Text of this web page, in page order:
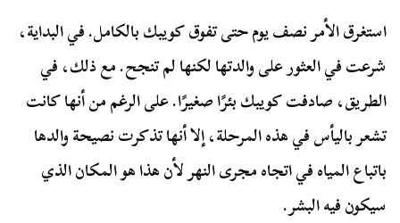
استغرق الأمر نصف يوم حتى تفوق كويبك بالكامل. في البداية،
شرعت في العثور على والدتها لكنها لم تنجح. مع ذلك، في
الطريق، صادفت كويبك بئرًا صغيرًا. على الرغم من أنها كانت
تشعر باليأس في هذه المرحلة، إلا أنها تذكرت نصيحة والدها
باتباع المياه في اتجاه مجرى النهر لأن هذا هو المكان الذي
سيكون فيه البشر.